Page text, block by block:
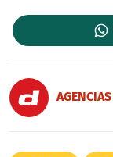
AGENCIAS